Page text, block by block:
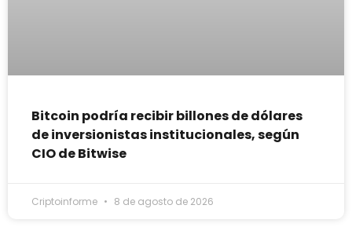
Bitcoin podría recibir billones de dólares
de inversionistas institucionales, según
CIO de Bitwise
Criptoinforme 8 de agosto de 2026